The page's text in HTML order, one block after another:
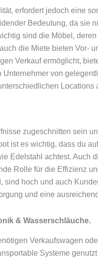
erfordert jedoch eine
Bedeutung, da sie
sind die Möbel,
die Miete bieten Vor-
Verkauf ermöglicht,
von
Locations
zugeschnitten sein
ist es wichtig, dass du
Edelstahl achtest. Auch
Rolle für die Effizienz
hoch und auch
und eine
& Wasserschläuche.
Verkaufswagen
Systeme